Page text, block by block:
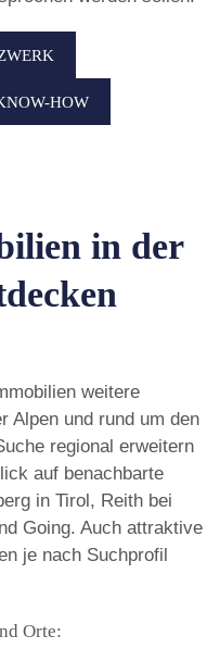
HOW
in der
weitere
Alpen und rund um den
regional erweitern
auf benachbarte
in Tirol, Reith bei
Going. Auch attraktive
je nach Suchprofil
Orte: